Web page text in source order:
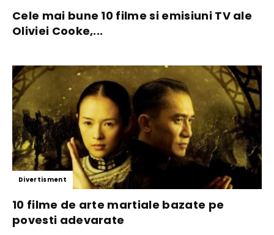
Cele mai bune 10 filme si emisiuni TV ale
Oliviei Cooke,...
Divertisment
10 filme de arte martiale bazate pe
povesti adevarate